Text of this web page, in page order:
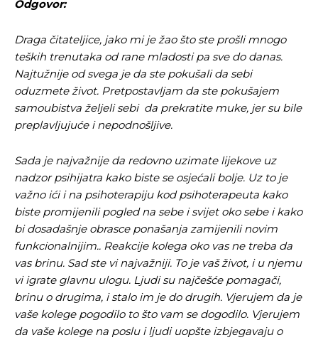
Odgovor:
Draga čitateljice, jako mi je žao što ste prošli mnogo
teških trenutaka od rane mladosti pa sve do danas.
Najtužnije od svega je da ste pokušali da sebi
oduzmete život. Pretpostavljam da ste pokušajem
samoubistva željeli sebi da prekratite muke, jer su bile
preplavljujuće i nepodnošljive.
Sada je najvažnije da redovno uzimate lijekove uz
nadzor psihijatra kako biste se osjećali bolje. Uz to je
važno ići i na psihoterapiju kod psihoterapeuta kako
biste promijenili pogled na sebe i svijet oko sebe i kako
bi dosadašnje obrasce ponašanja zamijenili novim
funkcionalnijim.. Reakcije kolega oko vas ne treba da
vas brinu. Sad ste vi najvažniji. To je vaš život, i u njemu
vi igrate glavnu ulogu. Ljudi su najčešće pomagači,
brinu o drugima, i stalo im je do drugih. Vjerujem da je
vaše kolege pogodilo to što vam se dogodilo. Vjerujem
da vaše kolege na poslu i ljudi uopšte izbjegavaju o